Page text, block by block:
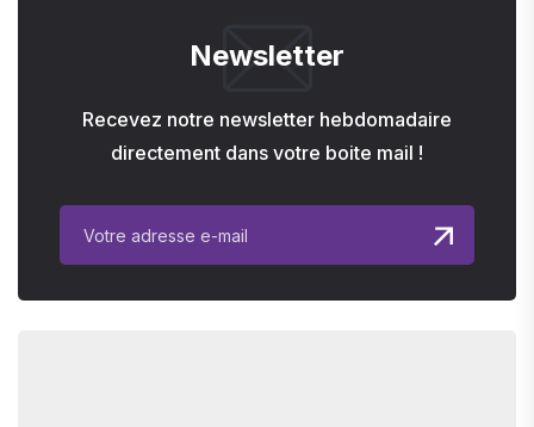
Newsletter
Recevez notre newsletter hebdomadaire
directement dans votre boite mail !